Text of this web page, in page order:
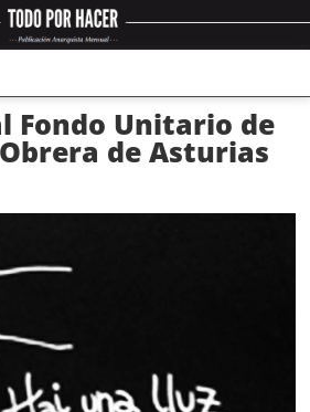
Fondo Unitario de
de Asturias